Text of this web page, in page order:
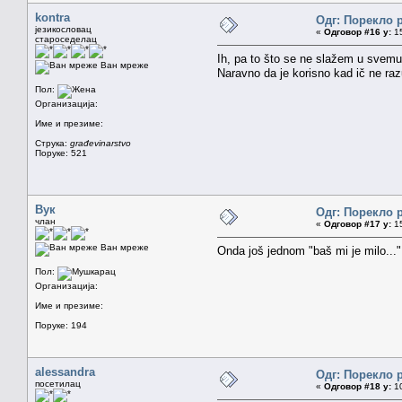
kontra
језикословац
староседелац
Ван мреже
Пол:
Организација:
Име и презиме:
Струка: građevinarstvo
Поруке: 521
Одг: Порекло
« Одговор #16 у:
Ih, pa to što se ne slažem u
Naravno da je korisno kad ič ne
Вук
члан
Ван мреже
Пол:
Организација:
Име и презиме:
Поруке: 194
Одг: Порекло
« Одговор #17 у:
Onda još jednom "baš mi je milo..."
alessandra
посетилац
Одг: Порекло
« Одговор #18 у: